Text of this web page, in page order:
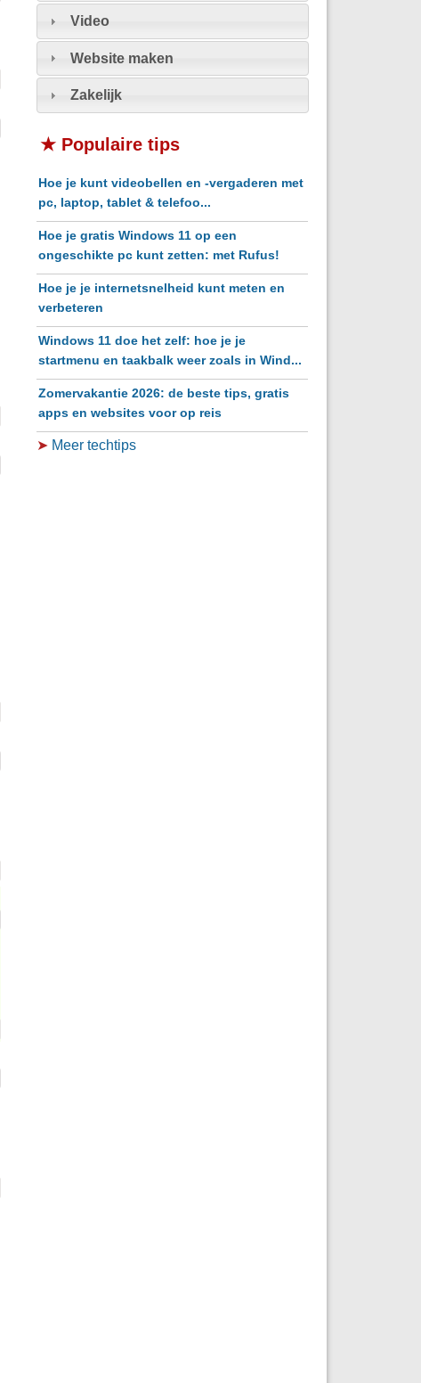
Video
Website maken
Zakelijk
★ Populaire tips
Hoe je kunt videobellen en -vergaderen met
pc, laptop, tablet & telefoo...
Hoe je gratis Windows 11 op een
ongeschikte pc kunt zetten: met Rufus!
Hoe je je internetsnelheid kunt meten en
verbeteren
Windows 11 doe het zelf: hoe je je
startmenu en taakbalk weer zoals in Wind...
Zomervakantie 2026: de beste tips, gratis
apps en websites voor op reis
➤ Meer techtips